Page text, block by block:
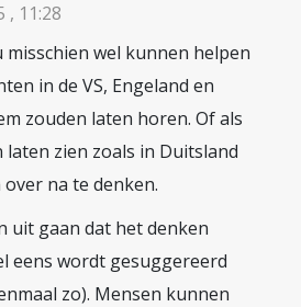
, 11:28
misschien wel kunnen helpen
in de VS, Engeland en
zouden laten horen. Of als
laten zien zoals in Duitsland
over na te denken.
uit gaan dat het denken
eens wordt gesuggereerd
zo). Mensen kunnen